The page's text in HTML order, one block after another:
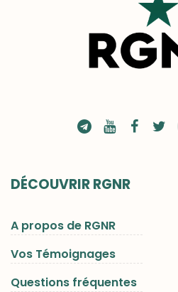
DÉCOUVRIR RGNR
A propos de RGNR
Vos Témoignages
Questions fréquentes